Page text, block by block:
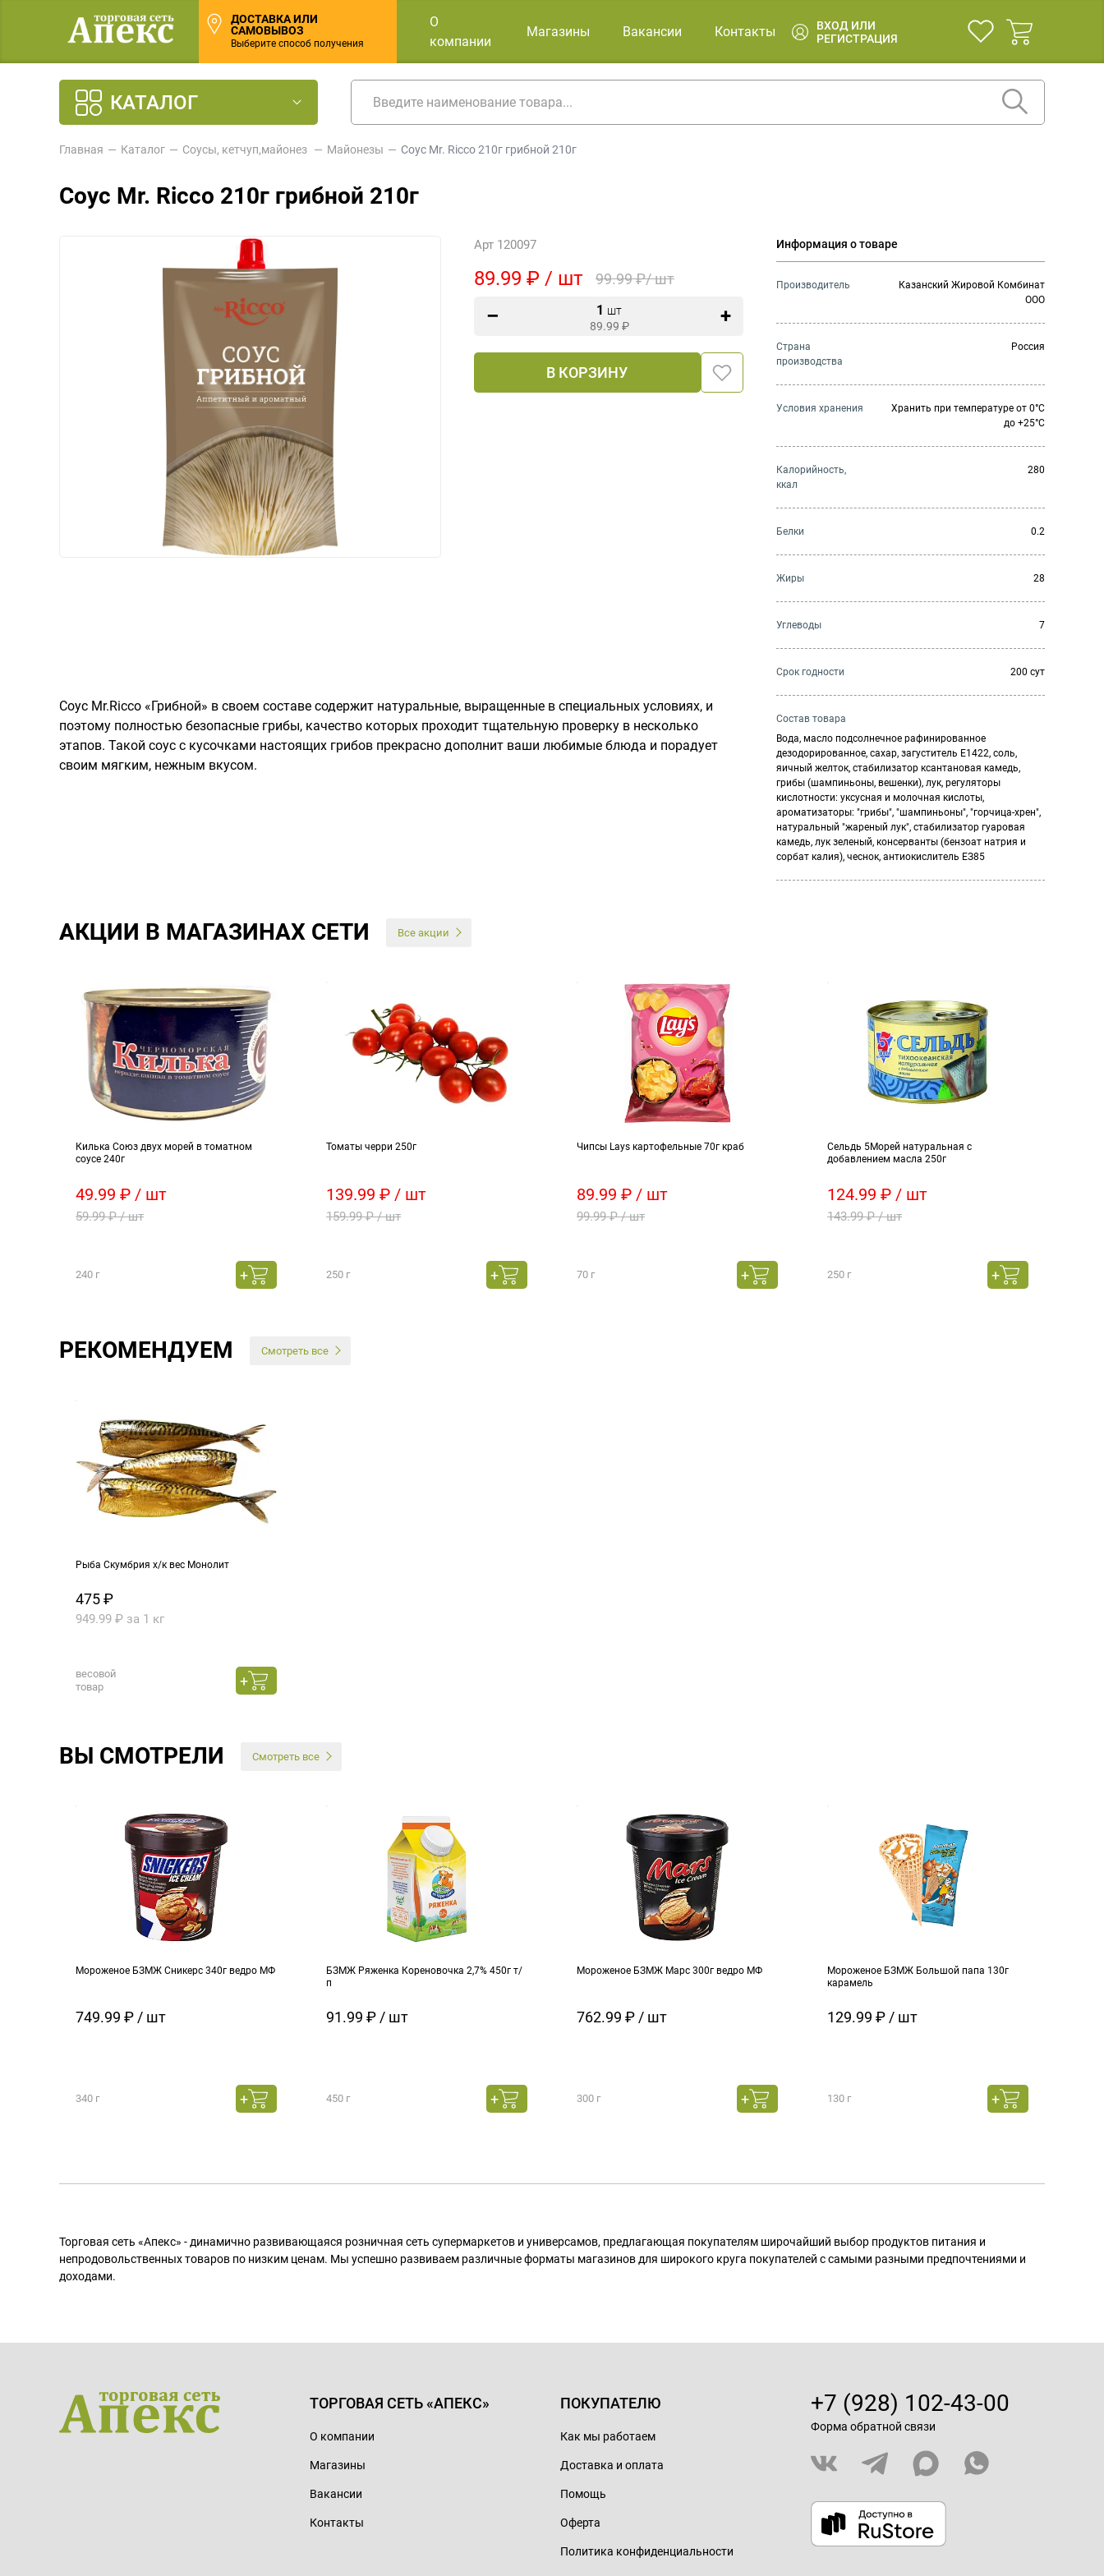
ДОСТАВКА ИЛИ
САМОВЫВОЗ
Выберите способ получения
О
компании
Магазины Вакансии Контакты
ВХОД ИЛИ
РЕГИСТРАЦИЯ
КАТАЛОГ
Главная Каталог Соусы, кетчуп,майонез Майонезы Соус Mr. Ricco 210г грибной 210г
Соус Mr. Ricco 210г грибной 210г
Арт 120097
89.99 ₽ / шт 99.99 ₽/ шт
1 шт
89.99 ₽
В КОРЗИНУ
Соус Mr.Ricco «Грибной» в своем составе содержит натуральные, выращенные в специальных условиях, и
поэтому полностью безопасные грибы, качество которых проходит тщательную проверку в несколько
этапов. Такой соус с кусочками настоящих грибов прекрасно дополнит ваши любимые блюда и порадует
своим мягким, нежным вкусом.
Информация о товаре
Производитель
Казанский Жировой Комбинат
ООО
Страна
производства
Россия
Условия хранения
Хранить при температуре от 0°С
до +25°С
Калорийность,
ккал
280
Белки 0.2
Жиры 28
Углеводы 7
Cрок годности 200 сут
Состав товара
Вода, масло подсолнечное рафинированное
дезодорированное, сахар, загуститель Е1422, соль,
яичный желток, стабилизатор ксантановая камедь,
грибы (шампиньоны, вешенки), лук, регуляторы
кислотности: уксусная и молочная кислоты,
ароматизаторы: "грибы", "шампиньоны", "горчица-хрен",
натуральный "жареный лук", стабилизатор гуаровая
камедь, лук зеленый, консерванты (бензоат натрия и
сорбат калия), чеснок, антиокислитель ЕЗ85
АКЦИИ В МАГАЗИНАХ СЕТИ Все акции
Килька Союз двух морей в томатном
соусе 240г
49.99 ₽ / шт
59.99 ₽ / шт
240 г
Томаты черри 250г
139.99 ₽ / шт
159.99 ₽ / шт
250 г
Чипсы Lays картофельные 70г краб
89.99 ₽ / шт
99.99 ₽ / шт
70 г
Сельдь 5Морей натуральная с
добавлением масла 250г
124.99 ₽ / шт
143.99 ₽ / шт
250 г
РЕКОМЕНДУЕМ Смотреть все
Рыба Скумбрия х/к вес Монолит
475 ₽
949.99 ₽ за 1 кг
весовой
товар
ВЫ СМОТРЕЛИ Смотреть все
Мороженое БЗМЖ Сникерс 340г ведро МФ
749.99 ₽ / шт
340 г
БЗМЖ Ряженка Кореновочка 2,7% 450г т/
п
91.99 ₽ / шт
450 г
Мороженое БЗМЖ Марс 300г ведро МФ
762.99 ₽ / шт
300 г
Мороженое БЗМЖ Большой папа 130г
карамель
129.99 ₽ / шт
130 г
Торговая сеть «Апекс» - динамично развивающаяся розничная сеть супермаркетов и универсамов, предлагающая покупателям широчайший выбор продуктов питания и
непродовольственных товаров по низким ценам. Мы успешно развиваем различные форматы магазинов для широкого круга покупателей с самыми разными предпочтениями и
доходами.
ТОРГОВАЯ СЕТЬ «АПЕКС»
О компании
Магазины
Вакансии
Контакты
ПОКУПАТЕЛЮ
Как мы работаем
Доставка и оплата
Помощь
Оферта
Политика конфиденциальности
+7 (928) 102-43-00
Форма обратной связи